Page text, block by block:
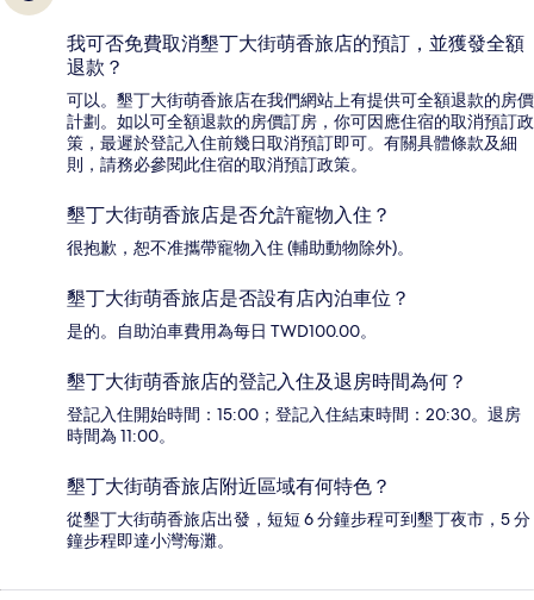
我可否免費取消墾丁大街萌香旅店的預訂，並獲發全額
退款？
可以。墾丁大街萌香旅店在我們網站上有提供可全額退款的房價
計劃。如以可全額退款的房價訂房，你可因應住宿的取消預訂政
策，最遲於登記入住前幾日取消預訂即可。有關具體條款及細
則，請務必參閱此住宿的取消預訂政策。
墾丁大街萌香旅店是否允許寵物入住？
很抱歉，恕不准攜帶寵物入住 (輔助動物除外)。
墾丁大街萌香旅店是否設有店內泊車位？
是的。自助泊車費用為每日 TWD100.00。
墾丁大街萌香旅店的登記入住及退房時間為何？
登記入住開始時間：15:00；登記入住結束時間：20:30。退房
時間為 11:00。
墾丁大街萌香旅店附近區域有何特色？
從墾丁大街萌香旅店出發，短短 6 分鐘步程可到墾丁夜市，5 分
鐘步程即達小灣海灘。